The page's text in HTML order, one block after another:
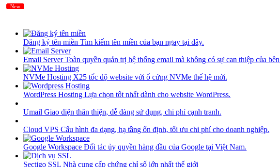
Đăng ký tên miền Tìm kiếm tên miền của bạn ngay tại đây.
Email ServerToàn quyền quản trị hệ thống email mà không có sự can thiệp của
NVMe Hosting X25 tốc độ website với ổ cứng NVMe thế hệ mới.
WordPress Hosting Lựa chọn tốt nhất dành cho website WordPress.
Umail Giao diện thân thiện, dễ dàng sử dụng, chi phí cạnh tranh.
Cloud VPS Cấu hình đa dạng, hạ tầng ổn định, tối ưu chi phí cho doanh nghiệp.
Google Workspace Đối tác ủy quyền hàng đầu của Google tại Việt Nam.
Sectigo SSL Nhà cung cấp chứng chỉ số lớn nhất thế giới
New
New